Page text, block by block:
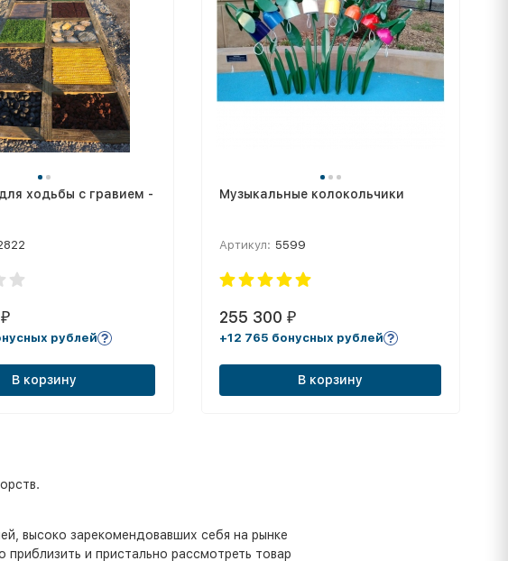
ходьбы с гравием -
₽
рублей
В корзину
Музыкальные колокольчики
Артикул: 5599
255 300 ₽
+12 765 бонусных рублей
В корзину
высоко зарекомендовавших себя на рынке
и пристально рассмотреть товар